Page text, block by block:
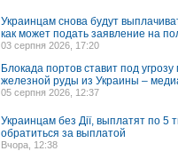
Украинцам снова будут
как может подать заявление на
03 серпня 2026, 17:20
Блокада портов ставит под
железной руды из Украины –
05 серпня 2026, 12:37
Украинцам без Дії, выплатят по 5
обратиться за выплатой
Вчора, 12:38